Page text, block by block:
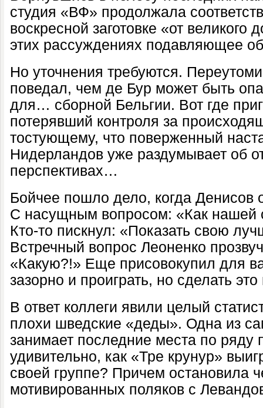
студия «ВФ» продолжала
воскресной заготовке «от
этих рассуждениях подавляющее
Но уточнения требуются.
поведал, чем де Бур может быть
для… сборной Бельгии. Вот где
потерявший контроля за
тостующему, что поверженный
Нидерландов уже раздумывает об
перспективах…
Бойчее пошло дело, когда Денисов
С насущным вопросом: «Как нашей
Кто-то пискнул: «Показать свою
Встречный вопрос Леоненко
«Какую?!» Еще присовокупил для
зазорно и проиграть, но сделать это
В ответ коллеги явили целый
плохи шведские «деды». Одна из
занимает последние места по ряду
удивительно, как «Тре крунур»
своей группе? Причем остановила
мотивированных поляков с